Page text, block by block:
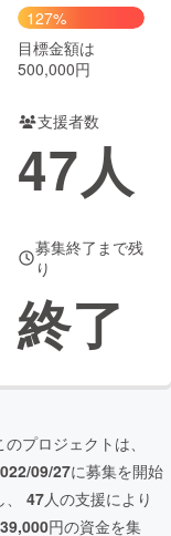
Creation
コミュニティ
127%
目標金額は
500,000円
支援者数
47人
募集終了まで残
り
終了
のプロジェクトは、
09/27に募集を開始
、 47人の支援により
円の資金を集